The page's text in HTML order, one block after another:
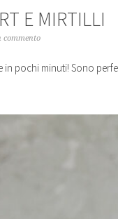
E MIRTILLI
commento
pochi minuti! Sono